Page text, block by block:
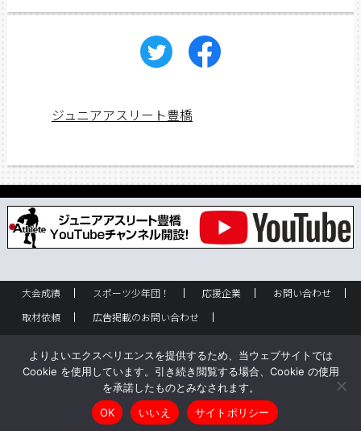
ジュニアアスリート豊橋
大会成績 スポーツ少年団！ 応援企業
お問い合わせ
取材依頼
広告掲載のお問い合わせ
バックナンバー
サイトポリシー
Copyright © ジュニアアスリート豊橋 All rights reserved.
よりよいエクスペリエンスを提供するため、当ウェブサイトでは
Cookie を使用しています。引き続き閲覧する場合、Cookie の使用
を承諾したものとみなされます。
OK
いいえ サイトポリシー